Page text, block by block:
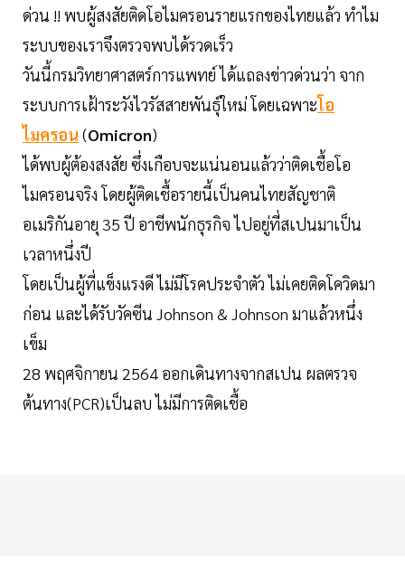
ด่วน !! พบผู้สงสัยติดโอไมครอนรายแรกของไทยแล้ว ทำไม
ระบบของเราจึงตรวจพบได้รวดเร็ว
วันนี้กรมวิทยาศาสตร์การแพทย์ ได้แถลงข่าวด่วนว่า จาก
ระบบการเฝ้าระวังไวรัสสายพันธุ์ใหม่ โดยเฉพาะโอ
ไมครอน (Omicron)
ได้พบผู้ต้องสงสัย ซึ่งเกือบจะแน่นอนแล้วว่าติดเชื้อโอ
ไมครอนจริง โดยผู้ติดเชื้อรายนี้เป็นคนไทยสัญชาติ
อเมริกันอายุ 35 ปี อาชีพนักธุรกิจ ไปอยู่ที่สเปนมาเป็น
เวลาหนึ่งปี
โดยเป็นผู้ที่แข็งแรงดี ไม่มีโรคประจำตัว ไม่เคยติดโควิดมา
ก่อน และได้รับวัคซีน Johnson & Johnson มาแล้วหนึ่ง
เข็ม
28 พฤศจิกายน 2564 ออกเดินทางจากสเปน ผลตรวจ
ต้นทาง(PCR)เป็นลบ ไม่มีการติดเชื้อ